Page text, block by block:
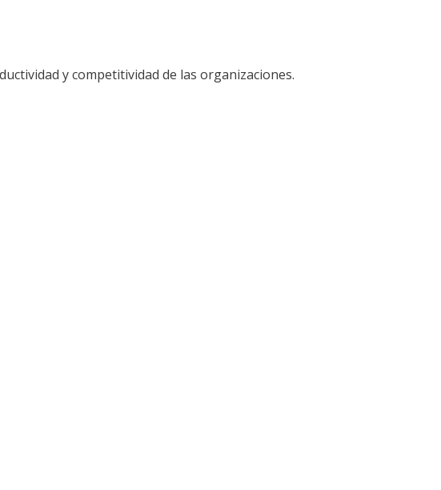
y competitividad de las organizaciones.